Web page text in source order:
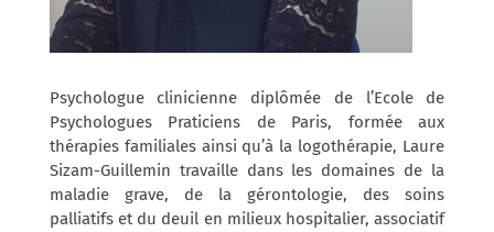
Psychologue clinicienne diplômée de l’Ecole de
Psychologues Praticiens de Paris, formée aux
thérapies familiales ainsi qu’à la logothérapie, Laure
Sizam-Guillemin travaille dans les domaines de la
maladie grave, de la gérontologie, des soins
palliatifs et du deuil en milieux hospitalier, associatif